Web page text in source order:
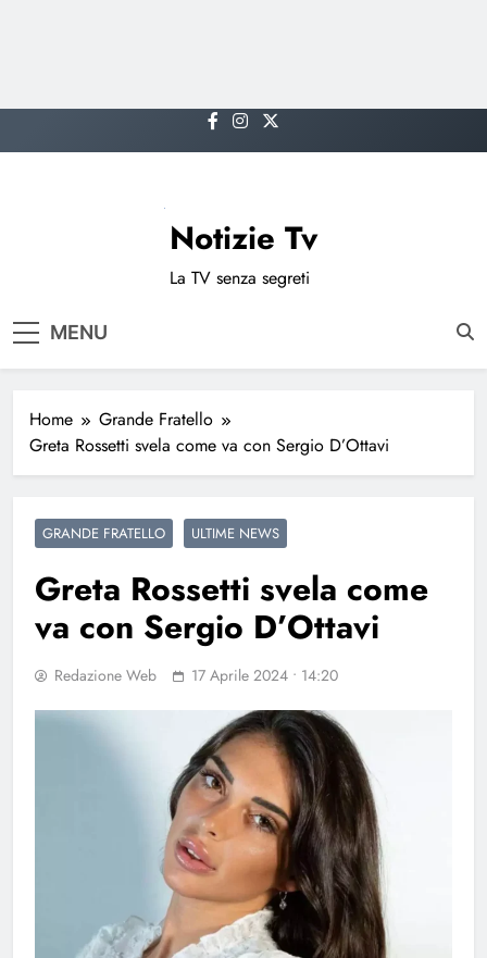
to
Notizie Tv
La TV senza segreti
MENU
Home
Grande Fratello
Greta Rossetti svela come va con Sergio D’Ottavi
GRANDE FRATELLO ULTIME NEWS
Greta Rossetti svela come
va con Sergio D’Ottavi
Redazione Web 17 Aprile 2024 • 14:20